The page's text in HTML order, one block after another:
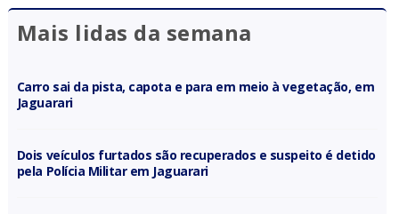
Mais lidas da semana
Carro sai da pista, capota e para em meio à vegetação, em
Jaguarari
Dois veículos furtados são recuperados e suspeito é detido
pela Polícia Militar em Jaguarari